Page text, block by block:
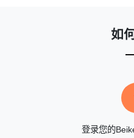
如
登录您的